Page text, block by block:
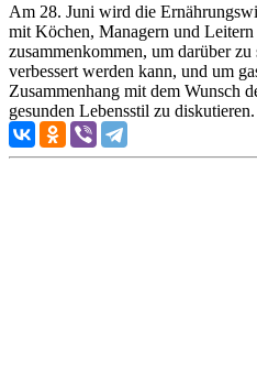
Am 28. Juni wird die
mit Köchen, Managern und Leitern
zusammenkommen, um darüber
verbessert werden kann, und um
Zusammenhang mit dem Wunsch
gesunden Lebensstil zu diskutieren.